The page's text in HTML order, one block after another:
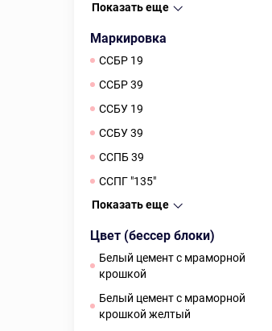
Показать еще
Маркировка
ССБР 19
ССБР 39
ССБУ 19
ССБУ 39
ССПБ 39
ССПГ "135"
Показать еще
Цвет (бессер блоки)
белый цемент с мраморной
крошкой
белый цемент с мраморной
крошкой желтый